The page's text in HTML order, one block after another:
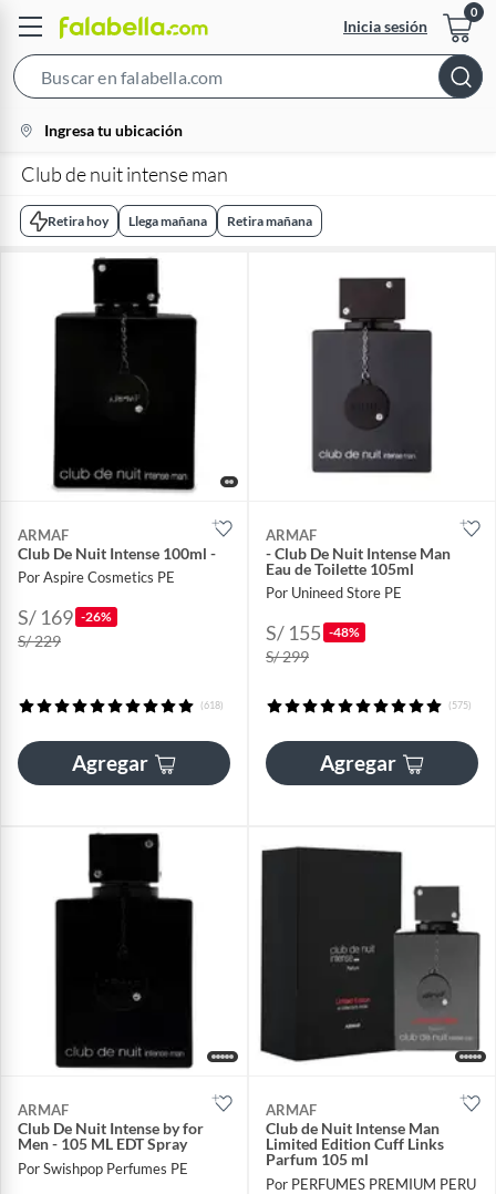
Inicia sesión
Bar
location-
icon
Ingresa tu ubicación
Club de nuit intense man
Retira hoy Llega mañana Retira mañana
ARMAF
Club De Nuit Intense 100ml -
Por Aspire Cosmetics PE
S/ 169 -26%
S/ 229
(618)
Agregar
ARMAF
- Club De Nuit Intense Man
Eau de Toilette 105ml
Por Unineed Store PE
S/ 155 -48%
S/ 299
(575)
Agregar
ARMAF
Club De Nuit Intense by for
Men - 105 ML EDT Spray
Por Swishpop Perfumes PE
ARMAF
Club de Nuit Intense Man
Limited Edition Cuff Links
Parfum 105 ml
Por PERFUMES PREMIUM PERU